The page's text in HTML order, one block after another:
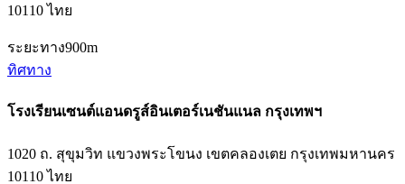
10110 ไทย
ระยะทาง900m
ทิศทาง
โรงเรียนเซนต์แอนดรูส์อินเตอร์เนชันแนล กรุงเทพฯ
1020 ถ. สุขุมวิท แขวงพระโขนง เขตคลองเตย กรุงเทพมหานคร
10110 ไทย